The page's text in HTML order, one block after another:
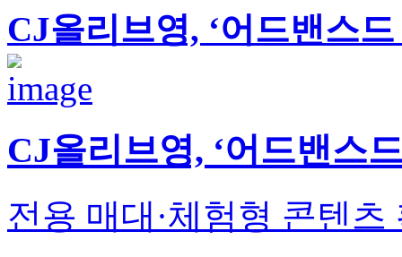
CJ올리브영, ‘어드밴스
CJ올리브영, ‘어드밴스
전용 매대·체험형 콘텐